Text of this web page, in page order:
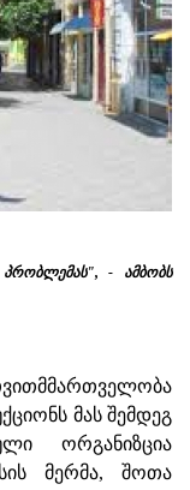
- ამბობს
მას შემდეგ
ორგანიზცია
მერმა, შოთა